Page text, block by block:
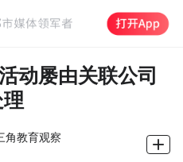
动屡由关联公司
角教育观察